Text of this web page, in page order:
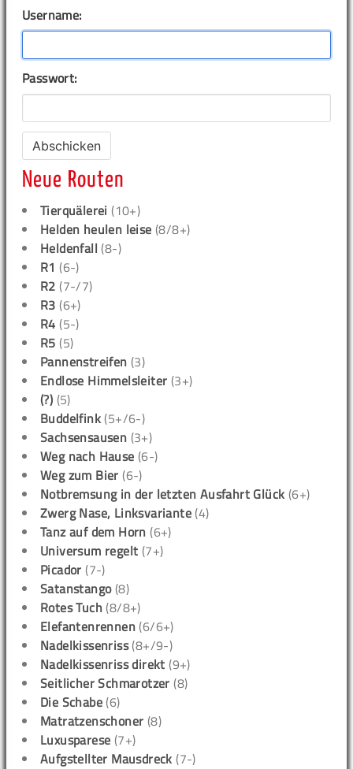
Username:
Passwort:
Neue Routen
Tierquälerei (10+)
Helden heulen leise (8/8+)
Heldenfall (8-)
R1 (6-)
R2 (7-/7)
R3 (6+)
R4 (5-)
R5 (5)
Pannenstreifen (3)
Endlose Himmelsleiter (3+)
(?) (5)
Buddelfink (5+/6-)
Sachsensausen (3+)
Weg nach Hause (6-)
Weg zum Bier (6-)
Notbremsung in der letzten Ausfahrt Glück (6+)
Zwerg Nase, Linksvariante (4)
Tanz auf dem Horn (6+)
Universum regelt (7+)
Picador (7-)
Satanstango(8)
Rotes Tuch (8/8+)
Elefantenrennen (6/6+)
Nadelkissenriss(8+/9-)
Nadelkissenriss direkt (9+)
Seitlicher Schmarotzer (8)
Die Schabe (6)
Matratzenschoner (8)
Luxusparese (7+)
Aufgstellter Mausdreck (7-)